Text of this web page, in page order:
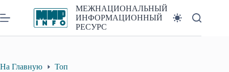
к
сути
МЕЖНАЦИОНАЛЬНЫЙ
ИНФОРМАЦИОННЫЙ
РЕСУРС
На Главную Топ